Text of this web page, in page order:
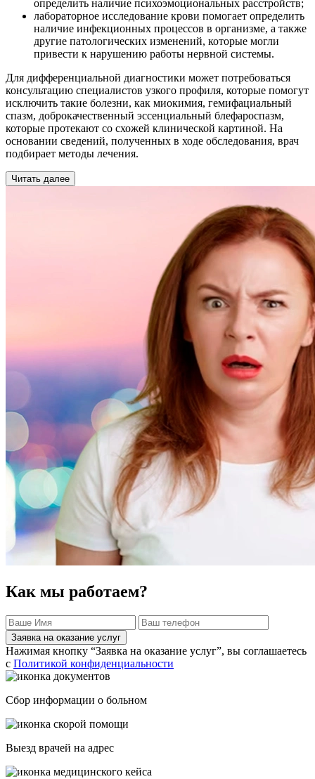
определить наличие психоэмоциональных расстройств;
лабораторное исследование крови помогает определить
наличие инфекционных процессов в организме, а также
другие патологических изменений, которые могли
привести к нарушению работы нервной системы.
Для дифференциальной диагностики может потребоваться
консультацию специалистов узкого профиля, которые помогут
исключить такие болезни, как миокимия, гемифациальный
спазм, доброкачественный эссенциальный блефароспазм,
которые протекают со схожей клинической картиной. На
основании сведений, полученных в ходе обследования, врач
подбирает методы лечения.
Читать далее
Как мы работаем?
Заявка на оказание услуг
Нажимая кнопку “Заявка на оказание услуг”, вы соглашаетесь
с Политикой конфиденциальности
Сбор информации о больном
Выезд врачей на адрес